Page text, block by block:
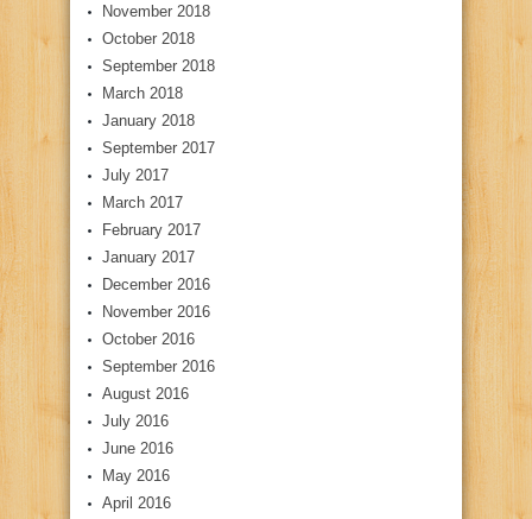
November 2018
October 2018
September 2018
March 2018
January 2018
September 2017
July 2017
March 2017
February 2017
January 2017
December 2016
November 2016
October 2016
September 2016
August 2016
July 2016
June 2016
May 2016
April 2016